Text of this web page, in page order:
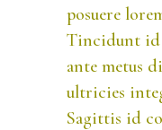
posuere
Tincidunt id
ante metus
ultricies
Sagittis id